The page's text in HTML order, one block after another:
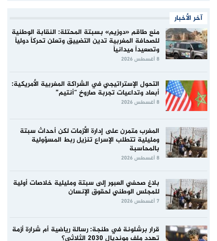
آخر الأخبار
منع طاقم «دوزيم» بسبتة المحتلة: النقابة الوطنية
للصحافة المغربية تدين التضييق وتعلن تحركاً دولياً
وتصعيداً ميدانياً
8 أغسطس 2026
التحول الإستراتيجي في الشراكة المغربية الأمريكية:
أبعاد وتداعيات تجربة صاروخ “أنتيم”
8 أغسطس 2026
المغرب متمرن على إدارة الأزمات لكن أحداث سبتة
ومليلية تتطلب الإسراع تنزيل ربط المسؤولية
بالمحاسبة
8 أغسطس 2026
بلاغ صحفي العبور إلى سبتة ومليلية خلاصات أولية
للمجلس الوطني لحقوق الإنسان
7 أغسطس 2026
قرار برشلونة في طنجة: رسالة رياضية أم شرارة أزمة
تهدد ملف مونديال 2030 الثلاثي؟